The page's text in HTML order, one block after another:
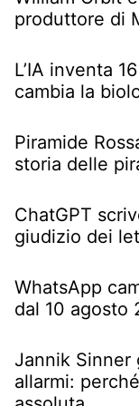
produttore di
L’IA inventa
cambia la
Piramide
storia delle
ChatGPT
giudizio dei
WhatsApp
dal 10 agosto
Jannik Sinner
allarmi: